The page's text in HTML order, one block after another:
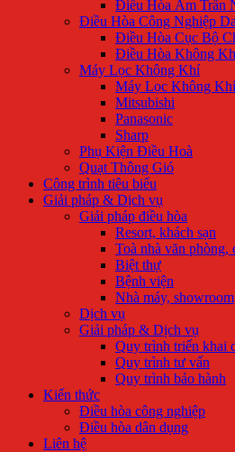
Điều Hòa Âm Trần
Điều Hòa Công Nghiệp
Điều Hòa Cục Bộ
Điều Hòa Không
Máy Lọc Không Khí
Máy Lọc Không
Mitsubishi
Panasonic
Sharp
Phụ Kiện Điều Hoà
Quạt Thông Gió
Công trình tiêu biểu
Giải pháp & Dịch vụ
Giải pháp điều hòa
Resort, khách sạn
Toà nhà văn phòng,
Biệt thự
Bệnh viện
Nhà máy, showroom
Dịch vụ
Giải pháp & Dịch vụ
Quy trình triển khai
Quy trình tư vấn
Quy trình bảo hành
Kiến thức
Điều hòa công nghiệp
Điều hòa dân dụng
Liên hệ